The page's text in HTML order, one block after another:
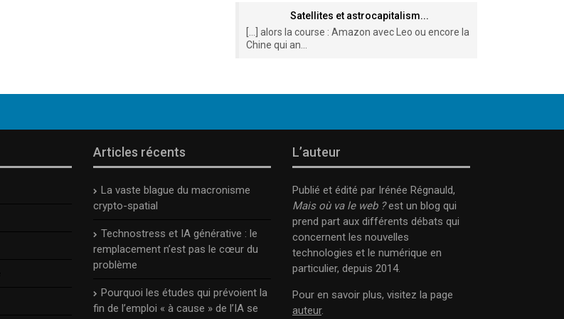
Satellites et astrocapitalism...
[…] alors la course : Amazon avec Leo ou encore la
Chine qui an...
Articles récents
La vaste blague du macronisme
crypto-spatial
Technostress et IA générative : le
remplacement n’est pas le cœur du
problème
Pourquoi les études qui prévoient la
fin de l’emploi « à cause » de l’IA se
L’auteur
Publié et édité par Irénée Régnauld,
Mais où va le web ?est un blog qui
prend part aux différents débats qui
concernent les nouvelles
technologies et le numérique en
particulier, depuis 2014.
Pour en savoir plus, visitez la page
auteur.